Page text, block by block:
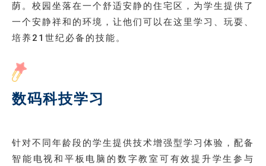
荫。校园坐落在一个舒适安静的住宅区，为学生提供了
一个安静祥和的环境，让他们可以在这里学习、玩耍、
培养21世纪必备的技能。
数码科技学习
针对不同年龄段的学生提供技术增强型学习体验，配备
智能电视和平板电脑的数字教室可有效提升学生参与